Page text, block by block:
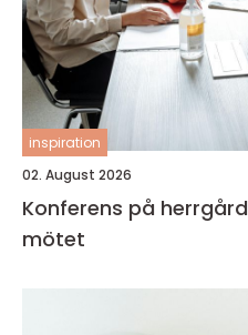
inspiration
02. August 2026
Konferens på herrgård när miljön lyfter
mötet